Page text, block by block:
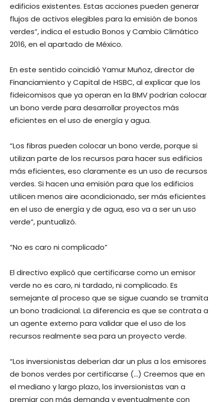
edificios existentes. Estas acciones pueden generar
flujos de activos elegibles para la emisión de bonos
verdes”, indica el estudio Bonos y Cambio Climático
2016, en el apartado de México.
En este sentido coincidió Yamur Muñoz, director de
Financiamiento y Capital de HSBC, al explicar que los
fideicomisos que ya operan en la BMV podrían colocar
un bono verde para desarrollar proyectos más
eficientes en el uso de energía y agua.
“Los fibras pueden colocar un bono verde, porque si
utilizan parte de los recursos para hacer sus edificios
más eficientes, eso claramente es un uso de recursos
verdes. Si hacen una emisión para que los edificios
utilicen menos aire acondicionado, ser más eficientes
en el uso de energía y de agua, eso va a ser un uso
verde”, puntualizó.
“No es caro ni complicado”
El directivo explicó que certificarse como un emisor
verde no es caro, ni tardado, ni complicado. Es
semejante al proceso que se sigue cuando se tramita
un bono tradicional. La diferencia es que se contrata a
un agente externo para validar que el uso de los
recursos realmente sea para un proyecto verde.
“Los inversionistas deberían dar un plus a los emisores
de bonos verdes por certificarse (…) Creemos que en
el mediano y largo plazo, los inversionistas van a
premiar con más demanda y eventualmente con